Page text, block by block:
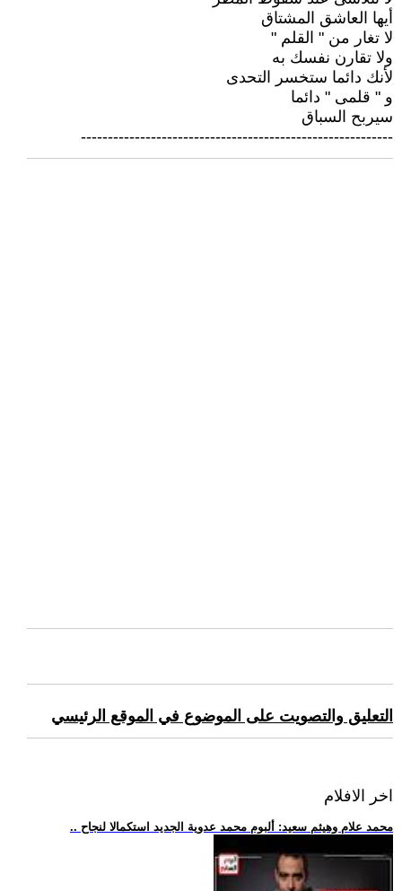
أيها العاشق المشتاق
لا تغار من " القلم "
ولا تقارن نفسك به
لأنك دائما ستخسر التحدى
و " قلمى " دائما
سيربح السباق
----------------------------------------------------------
التعليق والتصويت على الموضوع في الموقع الرئيسي
اخر الافلام
.. محمد علام وهيثم سعيد: ألبوم محمد عدوية الجديد استكمالا لنجاح